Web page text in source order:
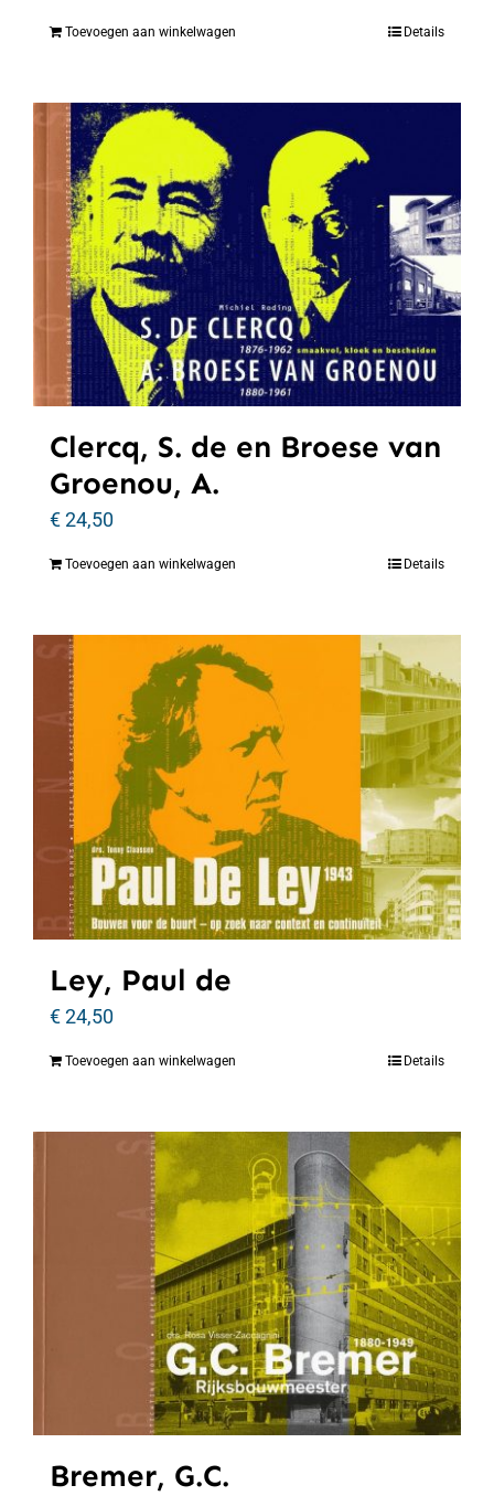
Toevoegen aan winkelwagen Details
Clercq, S. de en Broese van
Groenou, A.
€24,50
Toevoegen aan winkelwagen Details
Ley, Paul de
€24,50
Toevoegen aan winkelwagen Details
Bremer, G.C.